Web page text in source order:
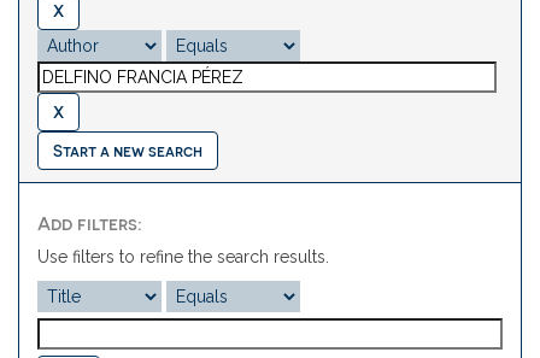
Start a new search
Add filters:
Use filters to refine the search results.